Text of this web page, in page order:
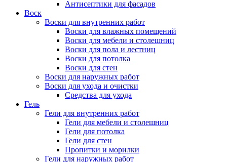
Антисептики для фасадов
Воск
Воски для внутренних работ
Воски для влажных помещений
Воски для мебели и столешниц
Воски для пола и лестниц
Воски для потолка
Воски для стен
Воски для наружных работ
Воски для ухода и очистки
Средства для ухода
Гель
Гели для внутренних работ
Гели для мебели и столешниц
Гели для потолка
Гели для стен
Пропитки и морилки
Гели для наружных работ